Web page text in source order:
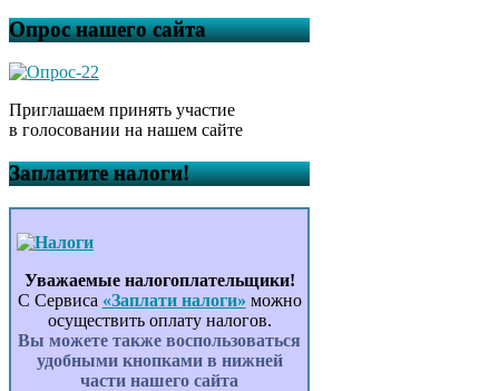
Опрос нашего сайта
Приглашаем принять участие
в голосовании на нашем сайте
Заплатите налоги!
Уважаемые налогоплательщики!
С Сервиса «Заплати налоги» можно
осуществить оплату налогов.
Вы можете также воспользоваться
удобными кнопками в нижней
части нашего сайта